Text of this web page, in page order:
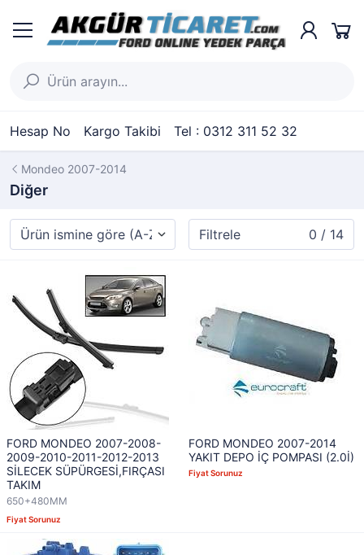
Hesap No Kargo Takibi Tel : 0312 311 52 32
Mondeo 2007-2014
Diğer
Filtrele 0 / 14
FORD MONDEO 2007-2008-
2009-2010-2011-2012-2013
SİLECEK SÜPÜRGESİ,FIRÇASI
TAKIM
650+480MM
Fiyat Sorunuz
FORD MONDEO 2007-2014
YAKIT DEPO İÇ POMPASI (2.0İ)
Fiyat Sorunuz